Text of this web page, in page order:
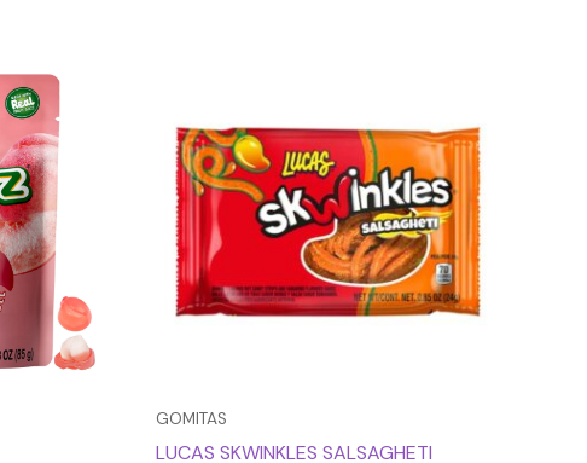
GOMITAS
LUCAS SKWINKLES SALSAGHETI